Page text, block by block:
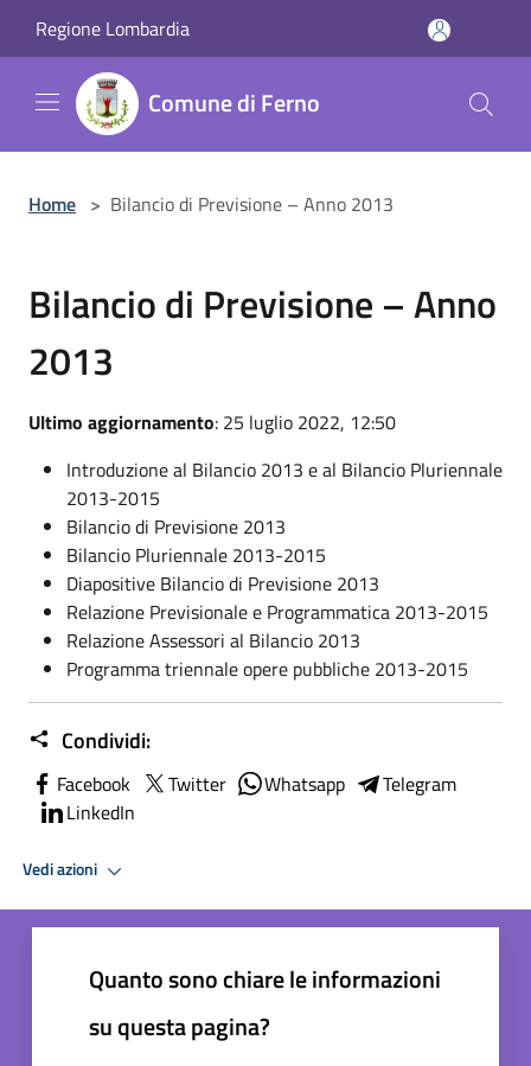
Regione Lombardia
Comune di Ferno
Home > Bilancio di Previsione – Anno 2013
Bilancio di Previsione – Anno
2013
Ultimo aggiornamento: 25 luglio 2022, 12:50
Introduzione al Bilancio 2013 e al Bilancio Pluriennale
2013-2015
Bilancio di Previsione 2013
Bilancio Pluriennale 2013-2015
Diapositive Bilancio di Previsione 2013
Relazione Previsionale e Programmatica 2013-2015
Relazione Assessori al Bilancio 2013
Programma triennale opere pubbliche 2013-2015
Condividi:
Facebook Twitter Whatsapp
Telegram
LinkedIn
Vedi azioni
Quanto sono chiare le informazioni
su questa pagina?